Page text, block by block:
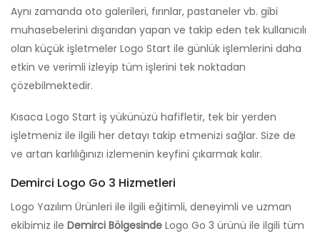
Aynı zamanda oto galerileri, fırınlar, pastaneler vb. gibi
muhasebelerini dışarıdan yapan ve takip eden tek kullanıcılı
olan küçük işletmeler Logo Start ile günlük işlemlerini daha
etkin ve verimli izleyip tüm işlerini tek noktadan
çözebilmektedir.
Kısaca Logo Start iş yükünüzü hafifletir, tek bir yerden
işletmeniz ile ilgili her detayı takip etmenizi sağlar. Size de
ve artan karlılığınızı izlemenin keyfini çıkarmak kalır.
Demirci Logo Go 3 Hizmetleri
Logo Yazılım Ürünleri ile ilgili eğitimli, deneyimli ve uzman
ekibimiz ile Demirci Bölgesinde Logo Go 3 ürünü ile ilgili tüm